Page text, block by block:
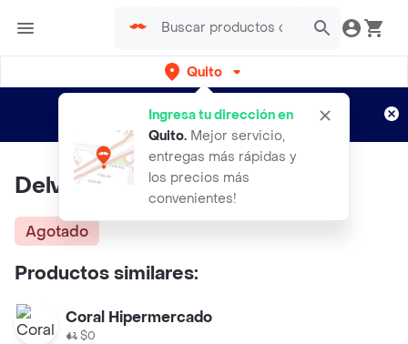
Quito
Ingresa tu dirección en
Quito. Mejor servicio,
entregas más rápidas y
los precios más
convenientes!
envíos gratis por semanas
Aplican TyC
Delverano Coco en Cubos
Agotado
Productos similares:
Coral Hipermercado
$0